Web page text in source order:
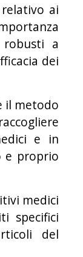
ai
robusti a
dei
il metodo
e in
e proprio
medici
specifici
del